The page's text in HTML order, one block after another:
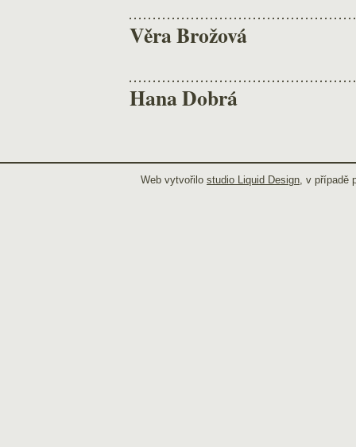
Věra Brožová
Hana Dobrá
Web vytvořilo studio Liquid Design, v případě